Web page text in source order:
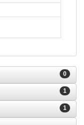
0
1
1